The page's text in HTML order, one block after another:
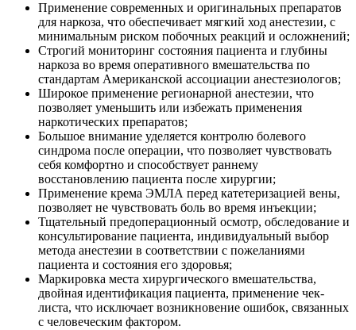
Применение современных и оригинальных препаратов
для наркоза, что обеспечивает мягкий ход анестезии, с
минимальным риском побочных реакций и осложнений;
Строгий мониторинг состояния пациента и глубины
наркоза во время оперативного вмешательства по
стандартам Американской ассоциации анестезиологов;
Широкое применение регионарной анестезии, что
позволяет уменьшить или избежать применения
наркотических препаратов;
Большое внимание уделяется контролю болевого
синдрома после операции, что позволяет чувствовать
себя комфортно и способствует раннему
восстановлению пациента после хирургии;
Применение крема ЭМЛА перед катетеризацией вены,
позволяет не чувствовать боль во время инъекции;
Тщательный предоперационный осмотр, обследование и
консультирование пациента, индивидуальный выбор
метода анестезии в соответствии с пожеланиями
пациента и состояния его здоровья;
Маркировка места хирургического вмешательства,
двойная идентификация пациента, применение чек-
листа, что исключает возникновение ошибок, связанных
с человеческим фактором.